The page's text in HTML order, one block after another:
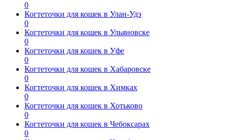
0
Когтеточки для кошек в Улан-Удэ
0
Когтеточки для кошек в Ульяновске
0
Когтеточки для кошек в Уфе
0
Когтеточки для кошек в Хабаровске
0
Когтеточки для кошек в Химках
0
Когтеточки для кошек в Хотьково
0
Когтеточки для кошек в Чебоксарах
0